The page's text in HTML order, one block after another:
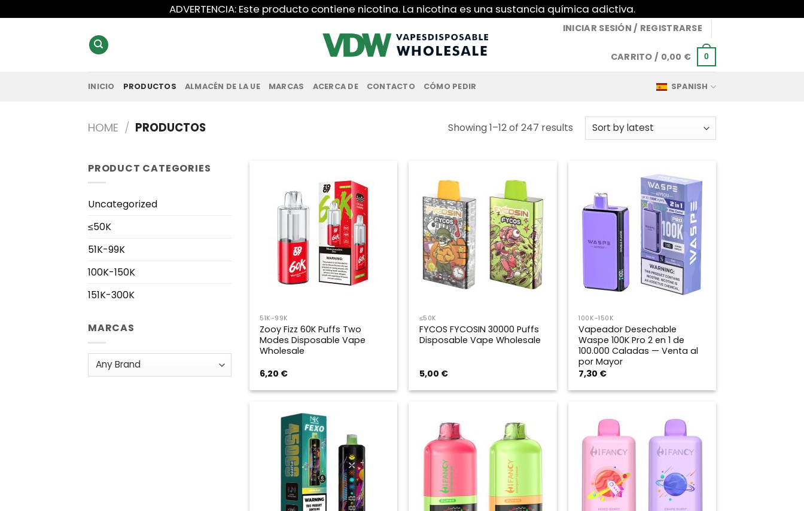
al
ADVERTENCIA: Este producto contiene nicotina. La nicotina es una sustancia química adictiva.
INICIAR SESIÓN / REGISTRARSE
CARRITO / 0,00 € 0
INICIO PRODUCTOS ALMACÉN DE LA UE MARCAS ACERCA DE CONTACTO CÓMO PEDIR SPANISH
HOME / PRODUCTOS Showing 1–12 of 247 resultsSorted
PRODUCT CATEGORIES
Uncategorized
≤50K
51K-99K
100K-150K
151K-300K
MARCAS
51K-99K
Zooy Fizz 60K Puffs Two
Modes Disposable Vape
Wholesale
6,20 €
≤50K
FYCOS FYCOSIN 30000 Puffs
Disposable Vape Wholesale
5,00 €
100K-150K
Vapeador Desechable
Waspe 100K Pro 2 en 1 de
100.000 Caladas — Venta al
por Mayor
7,30 €